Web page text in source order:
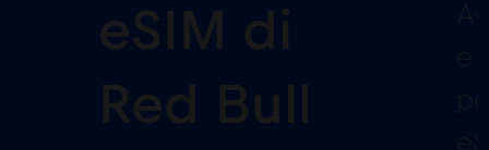
eSIM di
Red Bull